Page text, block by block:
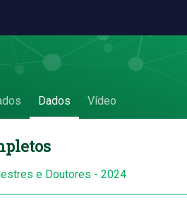
Dados Vídeo
e Doutores - 2024